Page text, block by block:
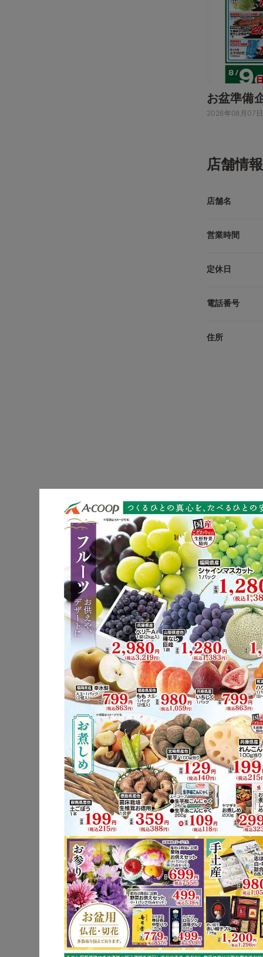
お盆準備
2026年08月07
店舗情報
店舗名
営業時間
定休日
電話番号
住所
公式サイト
駐車場
電子マネー
チラシ
豚肩ロース
レンコン